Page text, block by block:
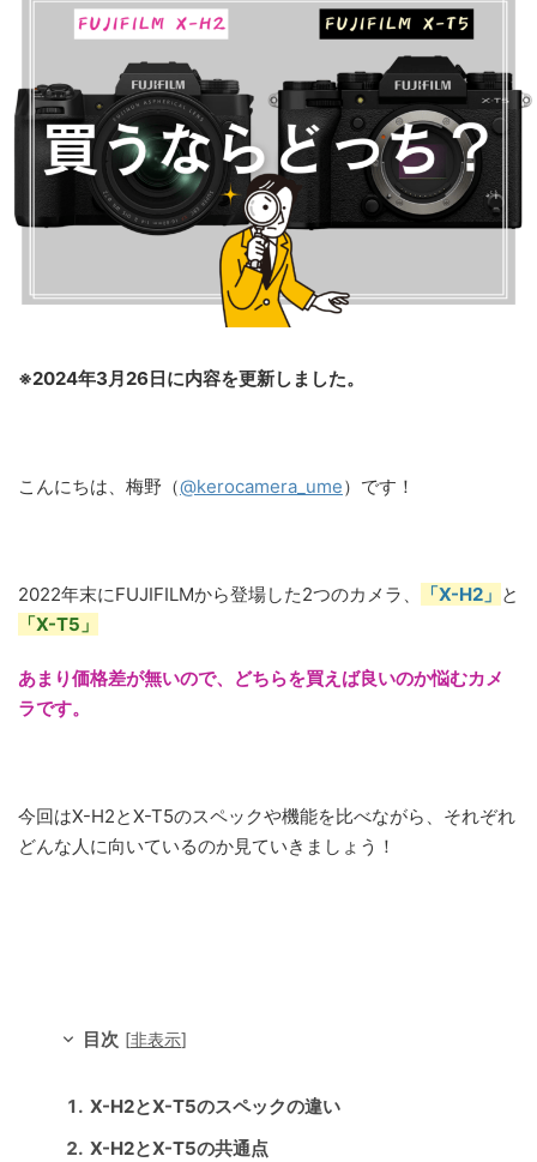
※2024年3月26日に内容を更新しました。
こんにちは、梅野（@kerocamera_ume）です！
2022年末にFUJIFILMから登場した2つのカメラ、 「X-H2」 と
「X-T5」
あまり価格差が無いので、どちらを買えば良いのか悩むカメ
ラです。
今回はX-H2とX-T5のスペックや機能を比べながら、それぞれ
どんな人に向いているのか見ていきましょう！
目次 [非表示]
X-H2とX-T5のスペックの違い
X-H2とX-T5の共通点